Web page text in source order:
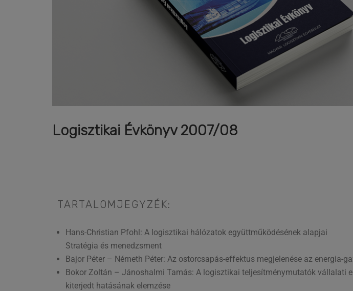
Logisztikai Évkönyv 2007/08
TARTALOMJEGYZÉK:
Hans-Christian Pfohl: A logisztikai hálózatok együttműködésének alapjai
Stratégia és menedzsment
Bajor Péter – Németh Péter: Az ostorcsapás-effektus megjelenése az energia-
Bokor Zoltán – Jánoshalmi Tamás: A logisztikai teljesítménymutatók vállalati
kiterjedt hatásának elemzése